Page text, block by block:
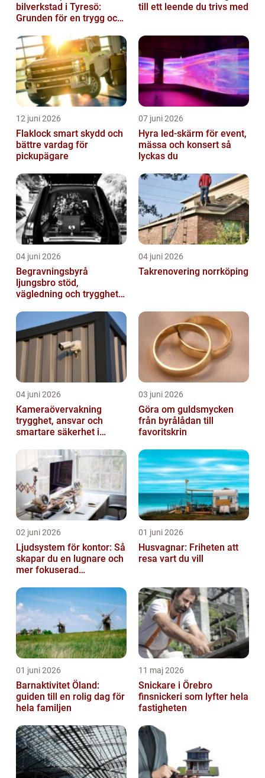
bilverkstad i Tyresö:
Grunden för en trygg och
till ett leende du trivs med
12 juni 2026
Flaklock smart skydd och
bättre vardag för
pickupägare
07 juni 2026
Hyra led-skärm för event,
mässa och konsert så
lyckas du
04 juni 2026
Begravningsbyrå
ljungsbro stöd,
vägledning och trygghet
04 juni 2026
Takrenovering norrköping
04 juni 2026
Kameraövervakning
trygghet, ansvar och
smartare säkerhet i
03 juni 2026
Göra om guldsmycken
från byrålådan till
favoritskrin
02 juni 2026
Ljudsystem för kontor: Så
skapar du en lugnare och
mer fokuserad
01 juni 2026
Husvagnar: Friheten att
resa vart du vill
01 juni 2026
Barnaktivitet Öland:
guiden till en rolig dag för
hela familjen
11 maj 2026
Snickare i Örebro
finsnickeri som lyfter hela
fastigheten